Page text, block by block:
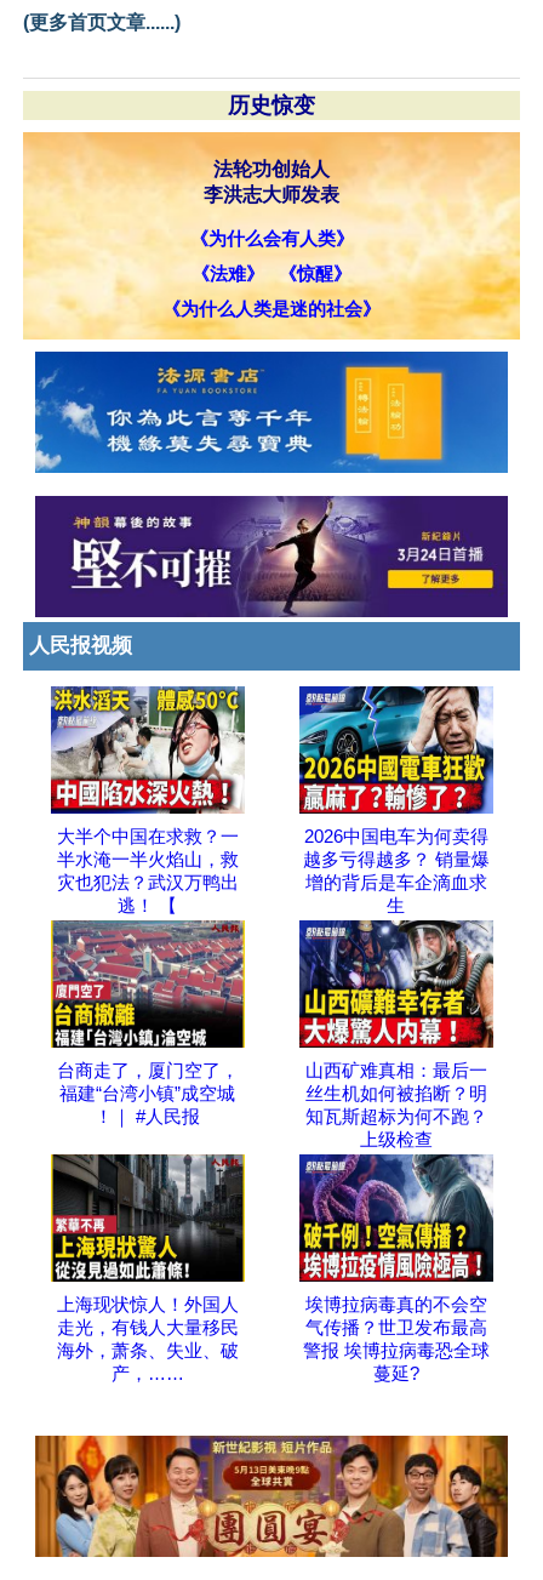
(更多首页文章......)
历史惊变
法轮功创始人
李洪志大师发表
《为什么会有人类》
《法难》
《惊醒》
《为什么人类是迷的社会》
人民报视频
大半个中国在求救？一
半水淹一半火焰山，救
灾也犯法？武汉万鸭出
逃！ 【
2026中国电车为何卖得
越多亏得越多？ 销量爆
增的背后是车企滴血求
生
台商走了，厦门空了，
福建“台湾小镇”成空城
！｜ #人民报
山西矿难真相：最后一
丝生机如何被掐断？明
知瓦斯超标为何不跑？
上级检查
上海现状惊人！外国人
走光，有钱人大量移民
海外，萧条、失业、破
产，……
埃博拉病毒真的不会空
气传播？世卫发布最高
警报 埃博拉病毒恐全球
蔓延?